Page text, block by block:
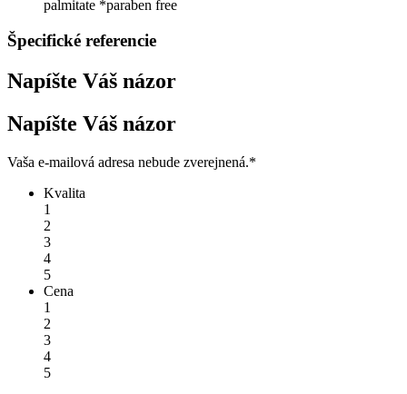
palmitate *paraben free
Špecifické referencie
Napíšte Váš názor
Napíšte Váš názor
Vaša e-mailová adresa nebude zverejnená.*
Kvalita
1
2
3
4
5
Cena
1
2
3
4
5